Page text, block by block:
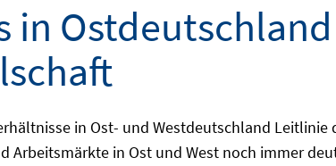
in Ost- und Westdeutschland
Arbeitsmärkte in Ost und West noch immer